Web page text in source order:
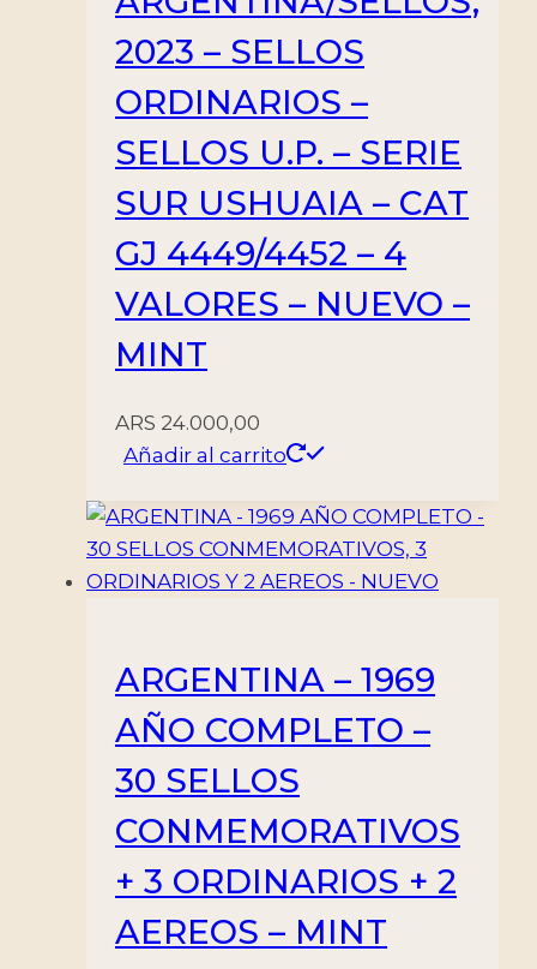
2023 – SELLOS
ORDINARIOS –
SELLOS U.P. – SERIE
SUR USHUAIA – CAT
GJ 4449/4452 – 4
VALORES – NUEVO –
MINT
ARS 24.000,00
Añadir al carrito
ARGENTINA – 1969
AÑO COMPLETO –
30 SELLOS
CONMEMORATIVOS
+ 3 ORDINARIOS + 2
AEREOS – MINT